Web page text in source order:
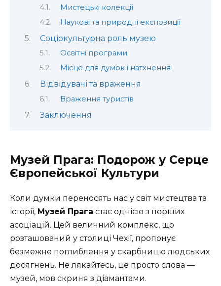
Мистецькі колекції
Наукові та природні експозиції
Соціокультурна роль музею
Освітні програми
Місце для думок і натхнення
Відвідувачі та враження
Враження туристів
Заключення
Музей Прага: Подорож у Серце
Європейської Культури
Коли думки переносять нас у світ мистецтва та
історії, Музей Прага стає однією з перших
асоціацій. Цей величний комплекс, що
розташований у столиці Чехії, пропонує
безмежне поглиблення у скарбницю людських
досягнень. Не лякайтесь, це просто слова —
музей, мов скриня з діамантами.